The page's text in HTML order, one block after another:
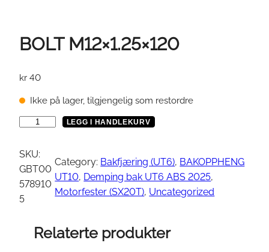
BOLT M12×1.25×120
kr 40
Ikke på lager, tilgjengelig som restordre
L
T
M
1
LEGG I HANDLEKURV
SKU:
GBT00
578910
5
Category: Bakfjæring (UT6), BAKOPPHENG
UT10, Demping bak UT6 ABS 2025
Motorfester (SX20T), Uncategorized
Relaterte produkter